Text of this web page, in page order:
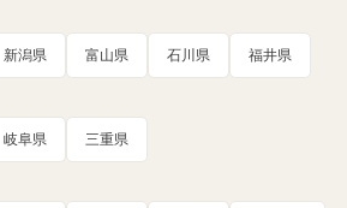
新潟県 富山県 石川県 福井県
岐阜県 三重県